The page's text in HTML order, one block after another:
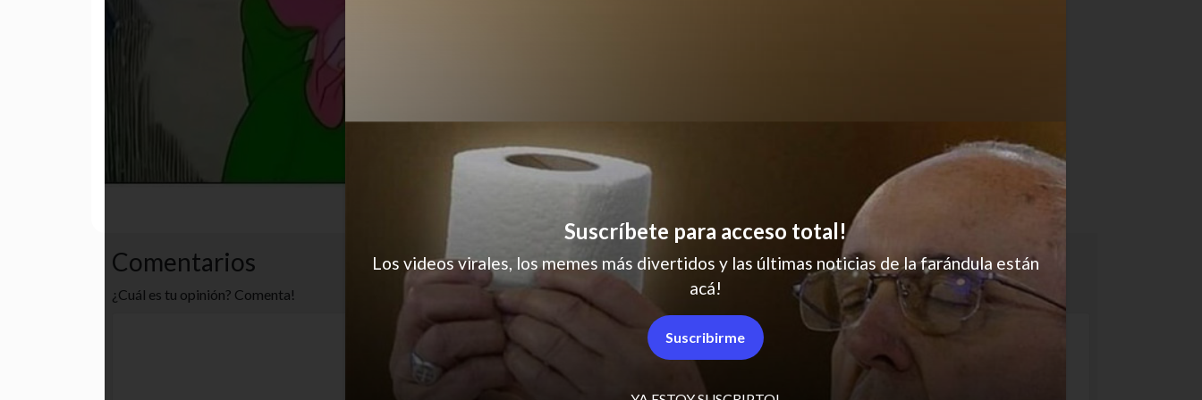
trabajo
Comentarios
¿Cuál es tu opinión? Comenta!
Suscríbete para acceso total!
Los videos virales, los memes más divertidos y las últimas noticias de la farándula están
acá!
Suscribirme